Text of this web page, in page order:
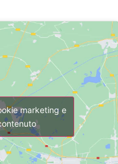
marketing e